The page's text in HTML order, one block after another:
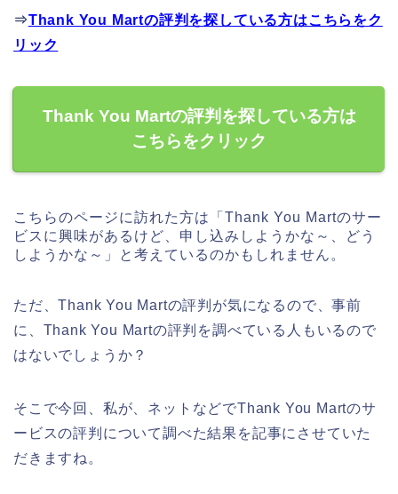
⇒Thank You Martの評判を探している方はこちらをク
リック
Thank You Martの評判を探している方は
こちらをクリック
こちらのページに訪れた方は「Thank You Martのサー
ビスに興味があるけど、申し込みしようかな～、どう
しようかな～」と考えているのかもしれません。
ただ、Thank You Martの評判が気になるので、事前
に、Thank You Martの評判を調べている人もいるので
はないでしょうか？
そこで今回、私が、ネットなどでThank You Martのサ
ービスの評判について調べた結果を記事にさせていた
だきますね。